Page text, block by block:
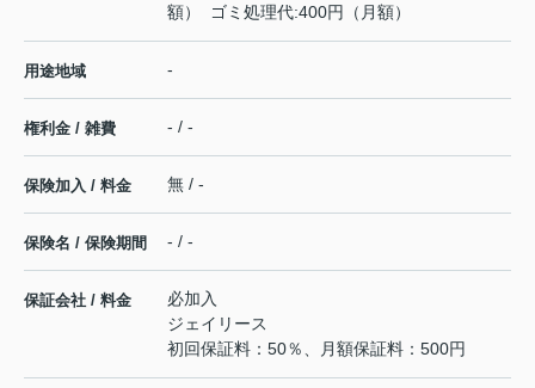
額） ゴミ処理代:400円（月額）
用途地域 -
権利金 / 雑費 - / -
保険加入 / 料金 無 / -
保険名 / 保険期間 - / -
保証会社 / 料金
必加入
ジェイリース
初回保証料：50％、月額保証料：500円